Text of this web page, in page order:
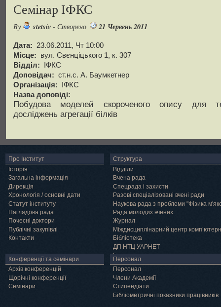
Семінар ІФКС
By stetsiv - Створено 21 Червень 2011
Дата: 23.06.2011, Чт 10:00
Місце: вул. Свєнціцького 1, к. 307
Відділ: ІФКС
Доповідач: ст.н.с. А. Баумкетнер
Організація: ІФКС
Назва доповіді:
Побудова моделей скороченого опису для
досліджень агрегації білків
Про Інститут
Історія
Загальна інформація
Дирекція
Хронологія / основні дати
Статут інституту
Наглядова рада
Почесні доктори
Публічні закупівлі
Контакти
Структура
Відділи
Вчена рада
Спецрада і захисти
Разові спеціалізовані вчені ради
Наукова рада з проблеми "Фізика
Рада молодих вчених
Журнал
Міждисциплінарний центр
Бібліотека
ДП НТЦ УАРНЕТ
Грід
Конференції та семінари
Архів конференцій
Щорічні конференції
Семінари
Персонал
Персонал
Члени Академії
Cтипендіати
Бібліометричні показники працівників